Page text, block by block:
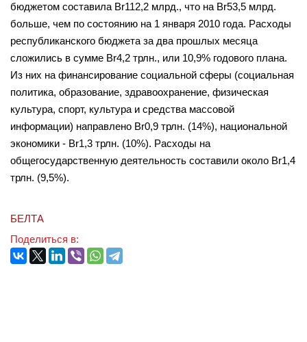
бюджетом составила Br112,2 млрд., что на Br53,5 млрд.
больше, чем по состоянию на 1 января 2010 года. Расходы
республиканского бюджета за два прошлых месяца
сложились в сумме Br4,2 трлн., или 10,9% годового плана.
Из них на финансирование социальной сферы (социальная
политика, образование, здравоохранение, физическая
культура, спорт, культура и средства массовой
информации) направлено Br0,9 трлн. (14%), национальной
экономики - Br1,3 трлн. (10%). Расходы на
общегосударственную деятельность составили около Br1,4
трлн. (9,5%).
БЕЛТА
Поделиться в: